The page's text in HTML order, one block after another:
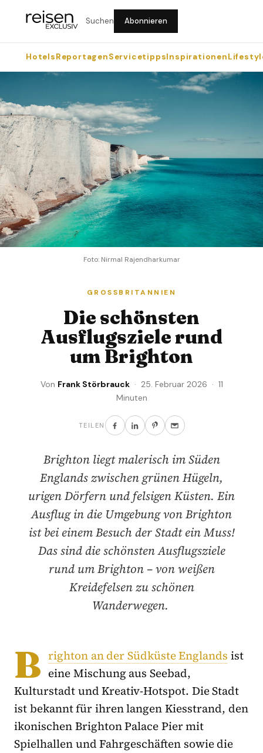
Suchen Abonnieren
HotelsReportagenServicetippsInspirationen
Foto: Nirmal Rajendharkumar
GROSSBRITANNIEN
Die schönsten
Ausflugsziele rund
um Brighton
Von Frank Störbrauck· 25. Februar 2026 · 11
Minuten
TEILEN
Brighton liegt malerisch im Süden
Englands zwischen grünen Hügeln,
urigen Dörfern und felsigen Küsten. Ein
Ausflug in die Umgebung von Brighton
ist bei einem Besuch der Stadt ein Muss!
Das sind die schönsten Ausflugsziele
rund um Brighton – von weißen
Kreidefelsen zu schönen
Wanderwegen.
B righton an der Südküste Englands ist
eine Mischung aus Seebad,
Kulturstadt und Kreativ-Hotspot. Die Stadt
ist bekannt für ihren langen Kiesstrand, den
ikonischen Brighton Palace Pier mit
Spielhallen und Fahrgeschäften sowie die